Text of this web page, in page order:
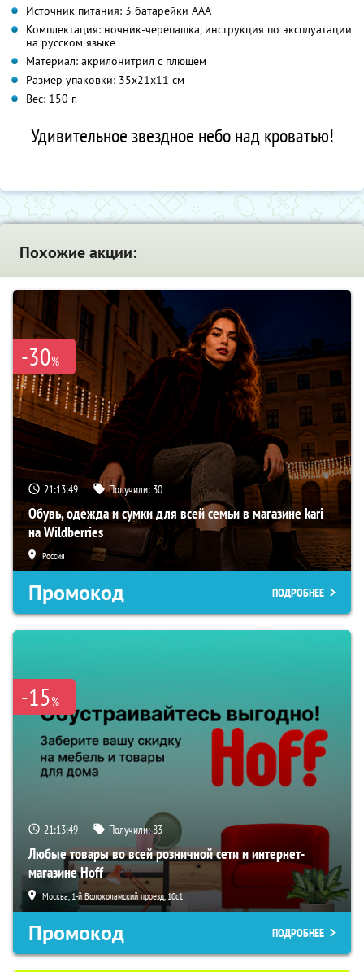
Источник питания: 3 батарейки ААА
Комплектация: ночник-черепашка, инструкция по эксплуатации
на русском языке
Материал: акрилонитрил с плюшем
Размер упаковки: 35х21х11 см
Вес: 150 г.
Удивительное звездное небо над кроватью!
Похожие акции:
-30%
21:13:48 Получили: 30
Обувь, одежда и сумки для всей семьи в магазине kari
на Wildberries
Россия
Промокод ПОДРОБНЕЕ
-15%
21:13:48 Получили:83
Любые товары во всей розничной сети и интернет-
магазине Hoff
Москва, 1-й Волоколамский проезд, 10с1
Промокод ПОДРОБНЕЕ